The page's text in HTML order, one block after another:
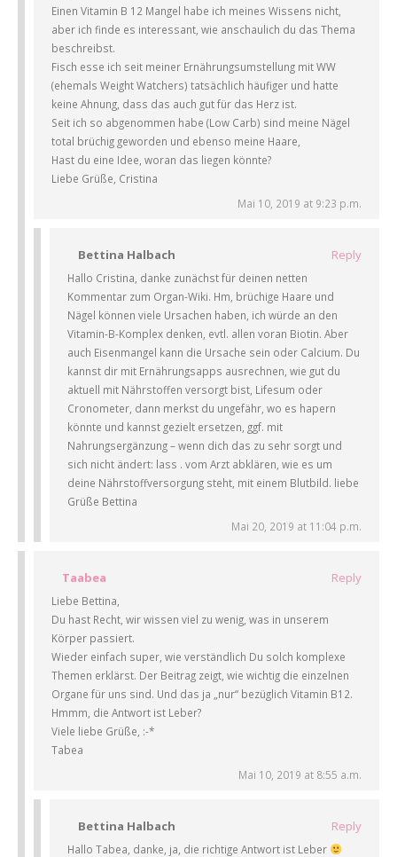
Einen Vitamin B 12 Mangel habe ich meines Wissens nicht,
aber ich finde es interessant, wie anschaulich du das Thema
beschreibst.
Fisch esse ich seit meiner Ernährungsumstellung mit WW
(ehemals Weight Watchers) tatsächlich häufiger und hatte
keine Ahnung, dass das auch gut für das Herz ist.
Seit ich so abgenommen habe (Low Carb) sind meine Nägel
total brüchig geworden und ebenso meine Haare,
Hast du eine Idee, woran das liegen könnte?
Liebe Grüße, Cristina
Mai 10, 2019 at 9:23 p.m.
Bettina Halbach Reply
Hallo Cristina, danke zunächst für deinen netten
Kommentar zum Organ-Wiki. Hm, brüchige Haare und
Nägel können viele Ursachen haben, ich würde an den
Vitamin-B-Komplex denken, evtl. allen voran Biotin. Aber
auch Eisenmangel kann die Ursache sein oder Calcium. Du
kannst dir mit Ernährungsapps ausrechnen, wie gut du
aktuell mit Nährstoffen versorgt bist, Lifesum oder
Cronometer, dann merkst du ungefähr, wo es hapern
könnte und kannst gezielt ersetzen, ggf. mit
Nahrungsergänzung – wenn dich das zu sehr sorgt und
sich nicht ändert: lass . vom Arzt abklären, wie es um
deine Nährstoffversorgung steht, mit einem Blutbild. liebe
Grüße Bettina
Mai 20, 2019 at 11:04 p.m.
Taabea Reply
Liebe Bettina,
Du hast Recht, wir wissen viel zu wenig, was in unserem
Körper passiert.
Wieder einfach super, wie verständlich Du solch komplexe
Themen erklärst. Der Beitrag zeigt, wie wichtig die einzelnen
Organe für uns sind. Und das ja „nur“ bezüglich Vitamin B12.
Hmmm, die Antwort ist Leber?
Viele liebe Grüße, :-*
Tabea
Mai 10, 2019 at 8:55 a.m.
Bettina Halbach Reply
Hallo Tabea, danke, ja, die richtige Antwort ist Leber